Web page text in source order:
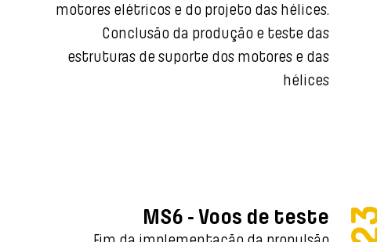
motores elétricos e do projeto das hélices.
Conclusão da produção e teste das
estruturas de suporte dos motores e das
hélices
MS6 - Voos de teste